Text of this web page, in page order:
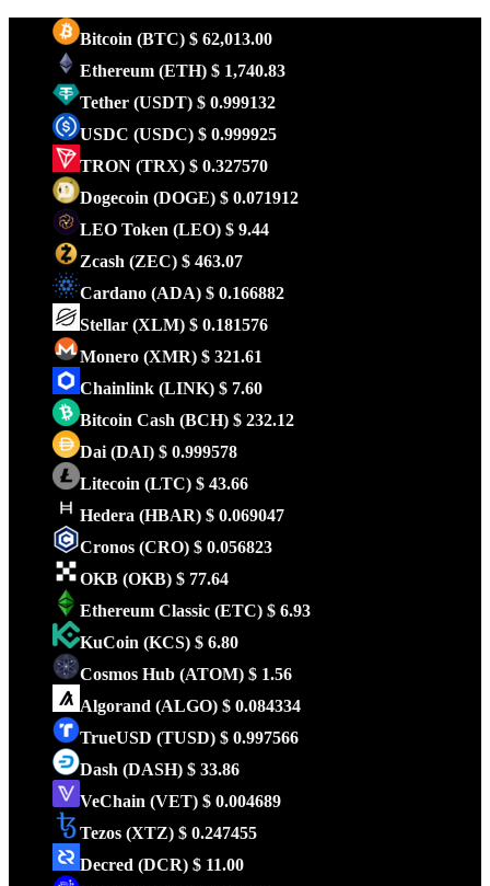
Bitcoin (BTC) $ 62,013.00
Ethereum (ETH) $ 1,740.83
Tether (USDT) $ 0.999132
USDC (USDC) $ 0.999925
TRON (TRX) $ 0.327570
Dogecoin (DOGE) $ 0.071912
LEO Token (LEO) $ 9.44
Zcash (ZEC) $ 463.07
Cardano (ADA) $ 0.166882
Stellar (XLM) $ 0.181576
Monero (XMR) $ 321.61
Chainlink (LINK) $ 7.60
Bitcoin Cash (BCH) $ 232.12
Dai (DAI) $ 0.999578
Litecoin (LTC) $ 43.66
Hedera (HBAR) $ 0.069047
Cronos (CRO) $ 0.056823
OKB (OKB) $ 77.64
Ethereum Classic (ETC) $ 6.93
KuCoin (KCS) $ 6.80
Cosmos Hub (ATOM) $ 1.56
Algorand (ALGO) $ 0.084334
TrueUSD (TUSD) $ 0.997566
Dash (DASH) $ 33.86
VeChain (VET) $ 0.004689
Tezos (XTZ) $ 0.247455
Decred (DCR) $ 11.00